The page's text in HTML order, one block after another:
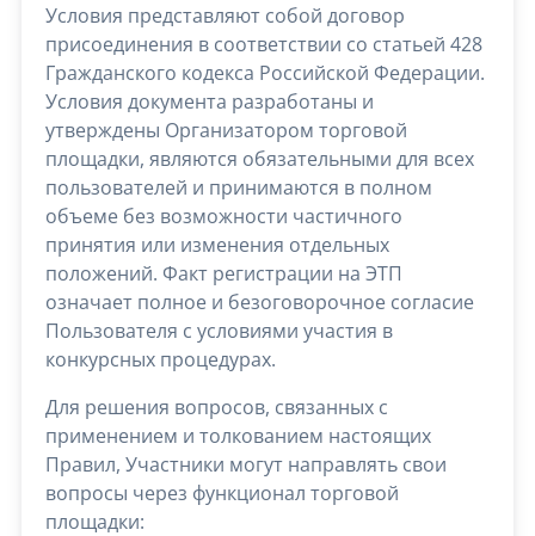
Условия представляют собой договор
присоединения в соответствии со статьей 428
Гражданского кодекса Российской Федерации.
Условия документа разработаны и
утверждены Организатором торговой
площадки, являются обязательными для всех
пользователей и принимаются в полном
объеме без возможности частичного
принятия или изменения отдельных
положений. Факт регистрации на ЭТП
означает полное и безоговорочное согласие
Пользователя с условиями участия в
конкурсных процедурах.
Для решения вопросов, связанных с
применением и толкованием настоящих
Правил, Участники могут направлять свои
вопросы через функционал торговой
площадки: